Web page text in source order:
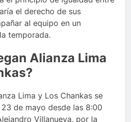
el derecho de sus
al equipo en un
temporada.
Alianza Lima
Lima y Los Chankas se
de mayo desde las 8:00
Villanueva, por la